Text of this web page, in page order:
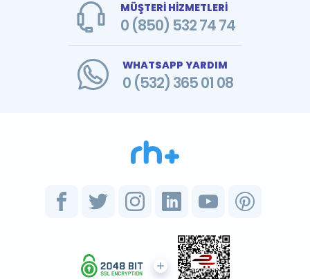
MÜŞTERİ HİZMETLERİ
0 (850) 532 74 74
WHATSAPP YARDIM
0 (532) 365 01 08